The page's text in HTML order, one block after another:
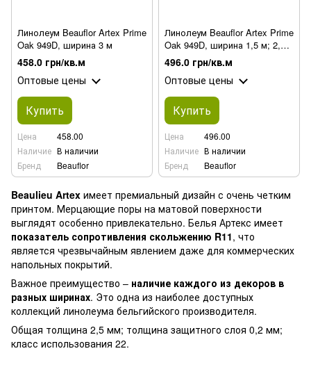
Линолеум Beauflor Artex Prime
Oak 949D, ширина 3 м
458.0 грн/кв.м
Оптовые цены
Купить
Цена
458.00
Наличие В наличии
Бренд
Beauflor
Линолеум Beauflor Artex Prime
Oak 949D, ширина 1,5 м; 2,5
м; 3,5 м
496.0 грн/кв.м
Оптовые цены
Купить
Цена
496.00
Наличие В наличии
Бренд
Beauflor
Beaulieu Artex имеет премиальный дизайн с очень четким
принтом. Мерцающие поры на матовой поверхности
выглядят особенно привлекательно. Белья Артекс имеет
показатель сопротивления скольжению R11, что
является чрезвычайным явлением даже для коммерческих
напольных покрытий.
Важное преимущество – наличие каждого из декоров в
разных ширинах. Это одна из наиболее доступных
коллекций линолеума бельгийского производителя.
Общая толщина 2,5 мм; толщина защитного слоя 0,2 мм;
класс использования 22.